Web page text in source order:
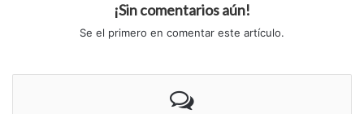
¡Sin comentarios aún!
Se el primero en comentar este artículo.